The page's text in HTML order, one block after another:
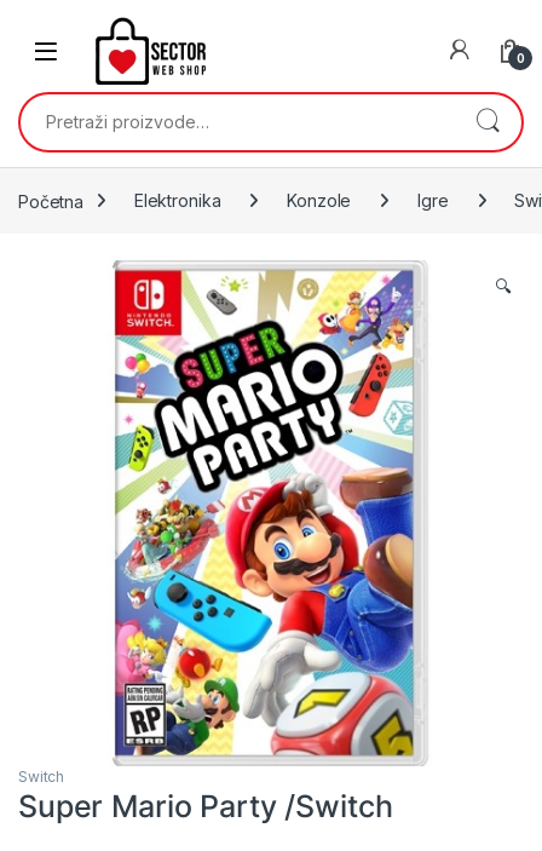
Skip to navigation
0
Pretraži:
Početna Elektronika Konzole Igre
🔍
Switch
Super Mario Party /Switch